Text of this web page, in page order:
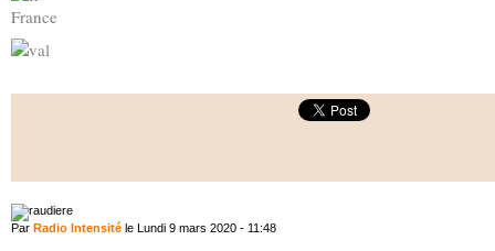
France
Par Radio Intensité le Lundi 9 mars 2020 - 11:48